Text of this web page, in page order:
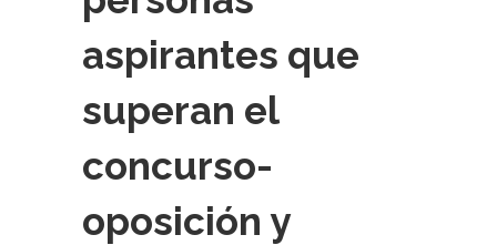
aspirantes que
superan el
concurso-
oposición y